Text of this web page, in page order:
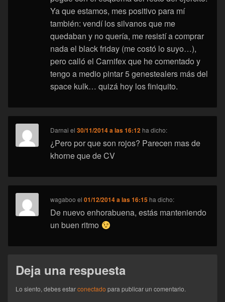
Ya que estamos, mes positivo para mí
también: vendí los silvanos que me
quedaban y no quería, me resistí a comprar
nada el black friday (me costó lo suyo…),
pero calló el Carnifex que he comentado y
tengo a medio pintar 5 genestealers más del
space kulk… quizá hoy los finiquito.
Darnai el30/11/2014 a las 16:12 ha dicho:
¿Pero por que son rojos? Parecen mas de
khorne que de CV
wagaboo el01/12/2014 a las 16:15 ha dicho:
De nuevo enhorabuena, estás manteniendo
un buen ritmo
Deja una respuesta
Lo siento, debes estarconectado para publicar un comentario.